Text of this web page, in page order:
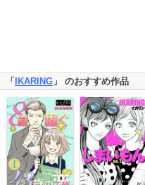
「IKARING 」 のおすすめ作品